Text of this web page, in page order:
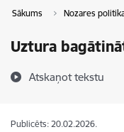
Sākums Nozares
Uztura
Atskaņot tekstu
Publicēts: 20.02.2026.